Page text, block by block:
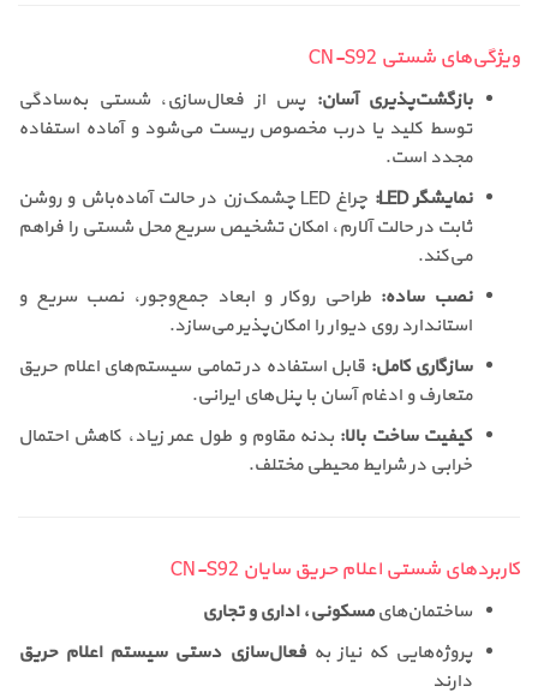
ویژگی‌های شستی CN-S92
بازگشت‌پذیری آسان: پس از فعال‌سازی، شستی به‌سادگی
توسط کلید یا درب مخصوص ریست می‌شود و آماده استفاده
مجدد است.
نمایشگر LED:
چراغ LED چشمک‌زن در حالت آماده‌باش و روشن
ثابت در حالت آلارم، امکان تشخیص سریع محل شستی را فراهم
می‌کند.
نصب ساده: طراحی روکار و ابعاد جمع‌وجور، نصب سریع و
استاندارد روی دیوار را امکان‌پذیر می‌سازد.
سازگاری کامل: قابل استفاده در تمامی سیستم‌های اعلام حریق
متعارف و ادغام آسان با پنل‌های ایرانی.
کیفیت ساخت بالا: بدنه مقاوم و طول عمر زیاد، کاهش احتمال
خرابی در شرایط محیطی مختلف.
کاربردهای شستی اعلام حریق سایان CN-S92
ساختمان‌هایمسکونی، اداری و تجاری
پروژه‌هایی که نیاز بهفعال‌سازی دستی سیستم اعلام حریق
دارند